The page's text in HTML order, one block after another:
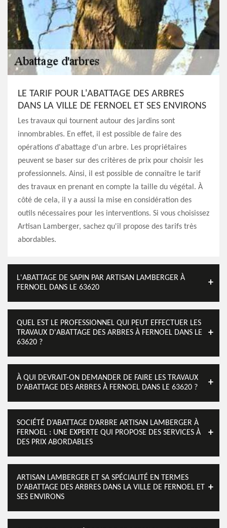
LE TARIF POUR L'ABATTAGE DES ARBRES
DANS LA VILLE DE FERNOEL ET SES ENVIRONS
Les travaux qui tournent autour des jardins sont
innombrables. En effet, il est possible de faire des
opérations d'abattage d'un arbre. Les propriétaires
peuvent se baser sur des critères de prix pour choisir les
professionnels. Ainsi, il est possible de connaître le tarif
des travaux en prenant en compte la taille du végétal. À
côté de cela, il y a aussi la mise en considération des
outils nécessaires pour les interventions. Si vous choisissez
Artisan Lamberger, sachez qu'il propose des tarifs très
abordables.
L'ABATTAGE DE SAPIN PAR ARTISAN LAMBERGER À
FERNOEL DANS LE 63620
QUEL EST LE PROFESSIONNEL QUI PEUT EFFECTUER LES
TRAVAUX D'ABATTAGE DES ARBRES À FERNOEL DANS LE
63620 ?
À QUI DEVRAIT-ON DEMANDER DE FAIRE LES TRAVAUX
D'ABATTAGE DES ARBRES À FERNOEL DANS LE 63620 ?
SOCIÉTÉ D’ABATTAGE D’ARBRE ARTISAN LAMBERGER À
FERNOEL : UNE EXPERTE QUI PROPOSE DES SERVICES À
DES PRIX ABORDABLES
ARTISAN LAMBERGER ET SA SPÉCIALITÉ EN TERMES
D'ABATTAGE DES ARBRES DANS LA VILLE DE FERNOEL ET
SES ENVIRONS